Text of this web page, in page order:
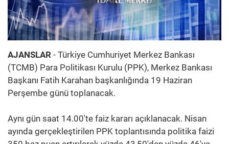
AJANSLAR - Türkiye Cumhuriyet Merkez Bankası
(TCMB) Para Politikası Kurulu (PPK), Merkez Bankası
Başkanı Fatih Karahan başkanlığında 19 Haziran
Perşembe günü toplanacak.
Aynı gün saat 14.00'te faiz kararı açıklanacak. Nisan
ayında gerçekleştirilen PPK toplantısında politika faizi